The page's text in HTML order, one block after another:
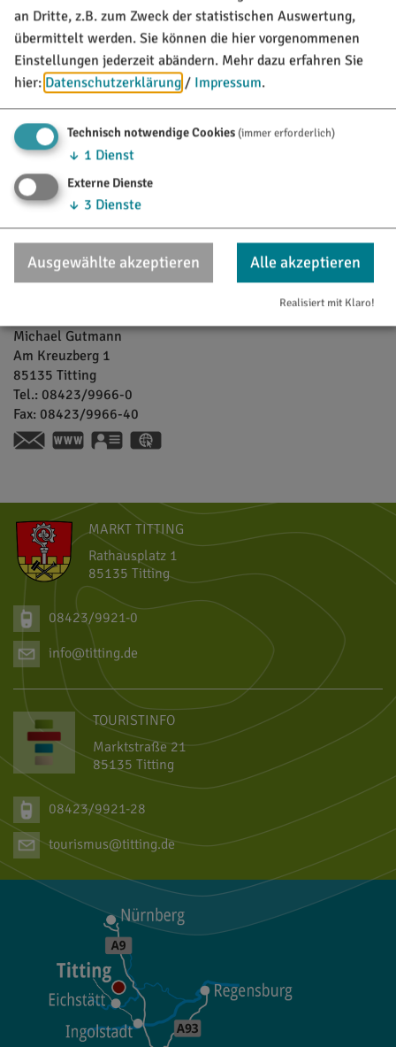
Möchten Sie von Google Maps bereitgestellte externe
Ort / Kontakt
Michael Gutmann
Am Kreuzberg 1
85135 Titting
Tel.: 08423/9966-0
Fax: 08423/9966-40
www.brauerei-gutmann.de
vCard
MARKT TITTING
Rathausplatz 1
85135 Titting
08423/9921-0
info@titting.de
TOURISTINFO
Marktstraße 21
85135 Titting
08423/9921-28
tourismus@titting.de
an Dritte, z.B. zum Zweck der statistischen Auswertung,
übermittelt werden. Sie können die hier vorgenommenen
Einstellungen jederzeit abändern. Mehr dazu erfahren Sie
hier: Datenschutzerklärung / Impressum.
Technisch notwendige Cookies(immer erforderlich)
↓ 1 Dienst
Externe Dienste
↓ 3 Dienste
Ausgewählte akzeptieren Alle akzeptieren
Realisiert mit Klaro!